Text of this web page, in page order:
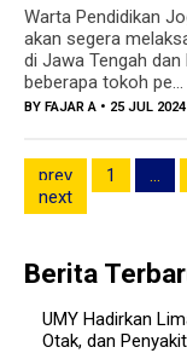
Warta Pendidikan
akan segera
di Jawa Tengah
beberapa tokoh pe...
BY FAJAR A • 25 JUL 2024
prev 1 …
next
Berita
UMY Hadirkan
Otak, dan